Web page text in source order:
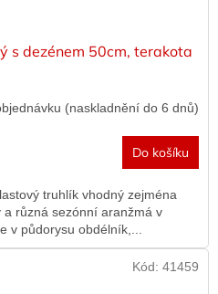
s dezénem 50cm, terakota
(naskladnění do 6 dnů)
Do košíku
truhlík vhodný zejména
a různá sezónní aranžmá v
v půdorysu obdélník,...
Kód: 41459